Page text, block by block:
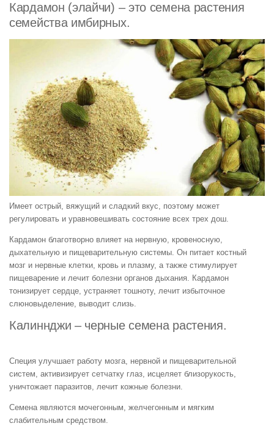
Кардамон (элайчи) – это семена растения
семейства имбирных.
Имеет острый, вяжущий и сладкий вкус, поэтому может
регулировать и уравновешивать состояние всех трех дош.
Кардамон благотворно влияет на нервную, кровеносную,
дыхательную и пищеварительную системы. Он питает костный
мозг и нервные клетки, кровь и плазму, а также стимулирует
пищеварение и лечит болезни органов дыхания. Кардамон
тонизирует сердце, устраняет тошноту, лечит избыточное
слюновыделение, выводит слизь.
Калиннджи – черные семена растения.
Специя улучшает работу мозга, нервной и пищеварительной
систем, активизирует сетчатку глаз, исцеляет близорукость,
уничтожает паразитов, лечит кожные болезни.
Семена являются мочегонным, желчегонным и мягким
слабительным средством.